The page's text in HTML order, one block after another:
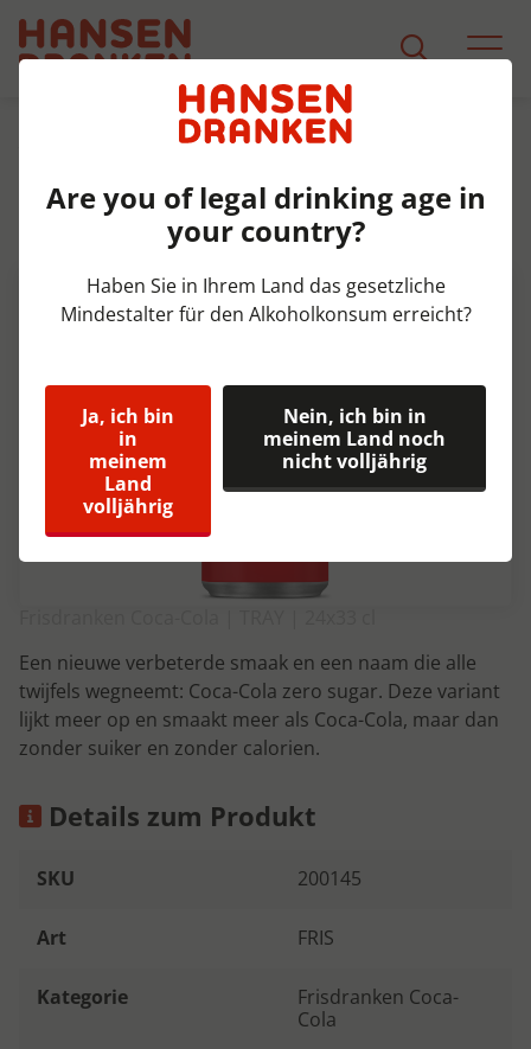
Produkt Detail
Coca Cola Zero Sleek blik Tray
Een nieuwe verbeterde smaak en een naam die alle
twijfels wegneemt: Coca-Cola zero sugar. Deze variant
lijkt meer op en smaakt meer als Coca-Cola, maar dan
zonder suiker en zonder calorien.
Details zum Produkt
SKU 200145
Art FRIS
Kategorie
Frisdranken Coca-
Cola
Are you of legal drinking age in
your country?
Haben Sie in Ihrem Land das gesetzliche
Mindestalter für den Alkoholkonsum erreicht?
Ja, ich bin
in
meinem
Land
volljährig
Nein, ich bin in
meinem Land noch
nicht volljährig